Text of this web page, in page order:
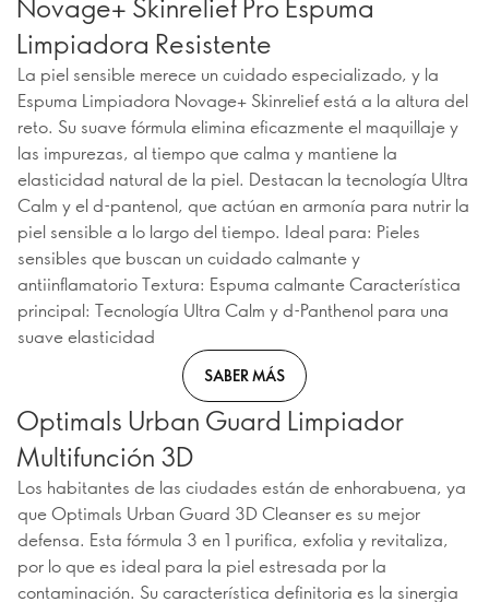
Limpiadora Resistente
La piel sensible merece un cuidado especializado, y la
Espuma Limpiadora Novage+ Skinrelief está a la altura del
reto. Su suave fórmula elimina eficazmente el maquillaje y
las impurezas, al tiempo que calma y mantiene la
elasticidad natural de la piel. Destacan la tecnología Ultra
Calm y el d-pantenol, que actúan en armonía para nutrir la
piel sensible a lo largo del tiempo. Ideal para: Pieles
sensibles que buscan un cuidado calmante y
antiinflamatorio Textura: Espuma calmante Característica
principal: Tecnología Ultra Calm y d-Panthenol para una
suave elasticidad
SABER MÁS
Optimals Urban Guard Limpiador
Multifunción 3D
Los habitantes de las ciudades están de enhorabuena, ya
que Optimals Urban Guard 3D Cleanser es su mejor
defensa. Esta fórmula 3 en 1 purifica, exfolia y revitaliza,
por lo que es ideal para la piel estresada por la
contaminación. Su característica definitoria es la sinergia